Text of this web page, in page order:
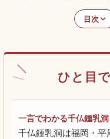
目次
ひと目
一言でわかる千仏鍾乳洞
千仏鍾乳洞は福岡・平